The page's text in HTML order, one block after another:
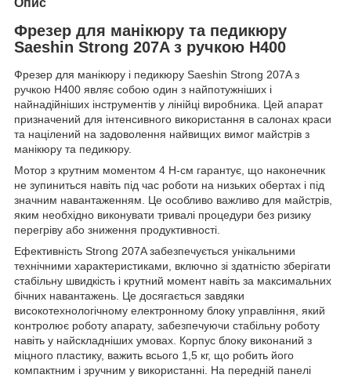
Фрезер для манікюру та педикюру
Saeshin Strong 207A з ручкою H400
Фрезер для манікюру і педикюру Saeshin Strong 207A з
ручкою H400 являє собою один з найпотужніших і
найнадійніших інструментів у лінійці виробника. Цей апарат
призначений для інтенсивного використання в салонах краси
та націлений на задоволення найвищих вимог майстрів з
манікюру та педикюру.
Мотор з крутним моментом 4 Н-см гарантує, що наконечник
не зупиниться навіть під час роботи на низьких обертах і під
значним навантаженням. Це особливо важливо для майстрів,
яким необхідно виконувати тривалі процедури без ризику
перегріву або зниження продуктивності.
Ефективність Strong 207A забезпечується унікальними
технічними характеристиками, включно зі здатністю зберігати
стабільну швидкість і крутний момент навіть за максимальних
бічних навантажень. Це досягається завдяки
високотехнологічному електронному блоку управління, який
контролює роботу апарату, забезпечуючи стабільну роботу
навіть у найскладніших умовах. Корпус блоку виконаний з
міцного пластику, важить всього 1,5 кг, що робить його
компактним і зручним у використанні. На передній панелі